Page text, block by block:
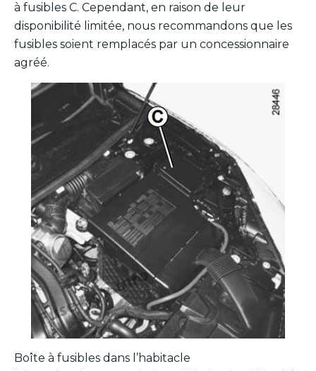
à fusibles C. Cependant, en raison de leur
disponibilité limitée, nous recommandons que les
fusibles soient remplacés par un concessionnaire
agréé.
Boîte à fusibles dans l’habitacle